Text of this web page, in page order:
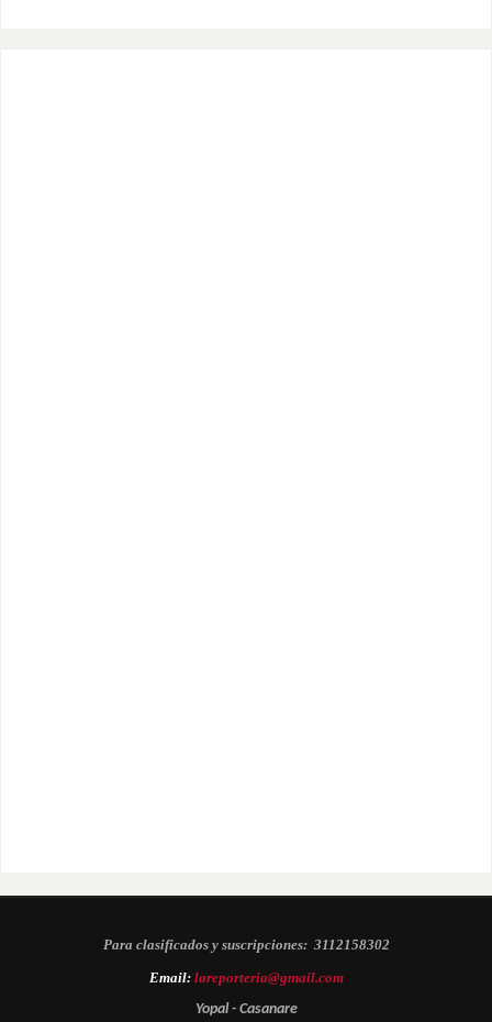
Para clasificados y suscripciones: 3112158302
Email: lareporteria@gmail.com
Yopal - Casanare